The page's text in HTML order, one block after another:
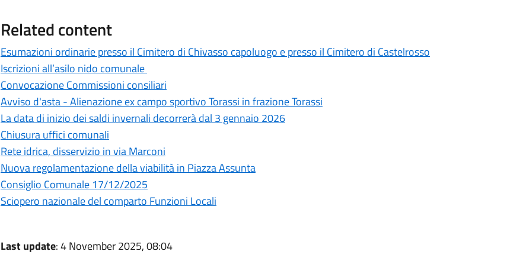
Related content
Esumazioni ordinarie presso il Cimitero di Chivasso capoluogo e presso il Cimitero di Castelrosso
Iscrizioni all’asilo nido comunale
Convocazione Commissioni consiliari
Avviso d'asta - Alienazione ex campo sportivo Torassi in frazione Torassi
La data di inizio dei saldi invernali decorrerà dal 3 gennaio 2026
Chiusura uffici comunali
Rete idrica, disservizio in via Marconi
Nuova regolamentazione della viabilità in Piazza Assunta
Consiglio Comunale 17/12/2025
Sciopero nazionale del comparto Funzioni Locali
Last update: 4 November 2025, 08:04